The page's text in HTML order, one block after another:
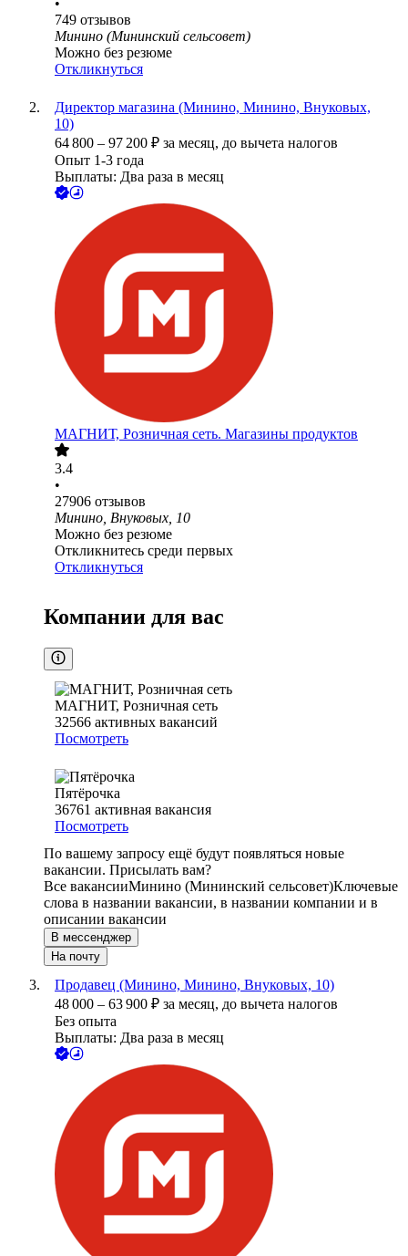
•
749 отзывов
Минино (Мининский сельсовет)
Можно без резюме
Откликнуться
Директор магазина (Минино, Минино, Внуковых,
10)
64 800 – 97 200 ₽ за месяц, до вычета налогов
Опыт 1-3 года
Выплаты: Два раза в месяц
МАГНИТ, Розничная сеть. Магазины продуктов
3.4
•
27906 отзывов
Минино, Внуковых, 10
Можно без резюме
Откликнитесь среди первых
Откликнуться
Компании для вас
МАГНИТ, Розничная сеть
32566 активных вакансий
Посмотреть
Пятёрочка
36761 активная вакансия
Посмотреть
По вашему запросу ещё будут появляться новые
вакансии. Присылать вам?
Все вакансииМинино (Мининский сельсовет)Ключевые
слова в названии вакансии, в названии компании и в
описании вакансии
В мессенджер
На почту
Продавец (Минино, Минино, Внуковых, 10)
48 000 – 63 900 ₽ за месяц, до вычета налогов
Без опыта
Выплаты: Два раза в месяц